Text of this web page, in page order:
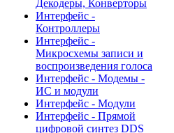
Декодеры, Конверторы
Интерфейс -
Контроллеры
Интерфейс -
Микросхемы записи и
воспроизведения голоса
Интерфейс - Модемы -
ИС и модули
Интерфейс - Модули
Интерфейс - Прямой
цифровой синтез DDS